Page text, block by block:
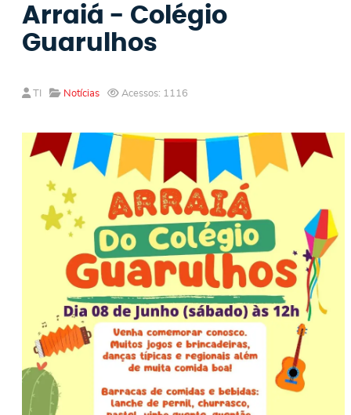
Arraiá - Colégio
Guarulhos
TI Notícias Acessos: 1116